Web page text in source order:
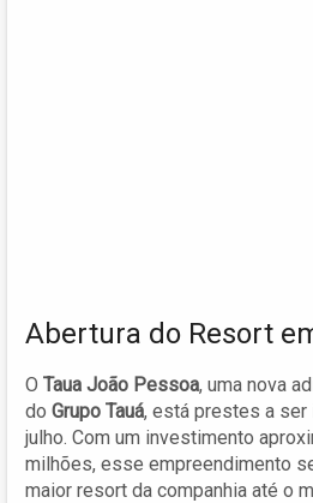
Abertura do Resort
O Taua João Pessoa, uma nova
do Grupo Tauá, está prestes a ser
julho. Com um investimento
milhões, esse empreendimento
maior resort da companhia até o